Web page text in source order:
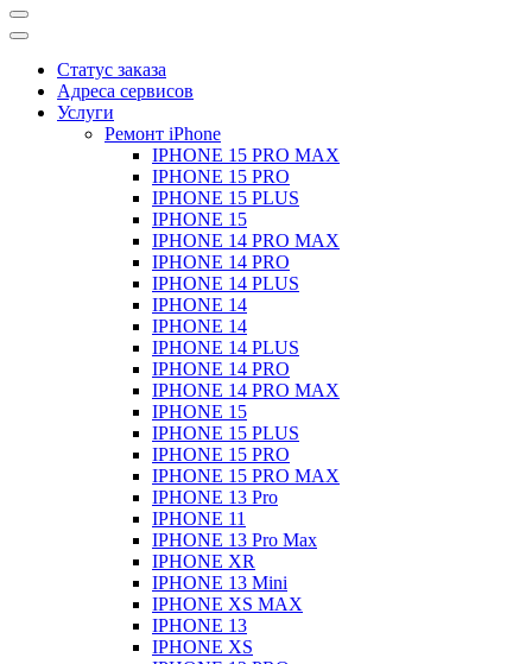
Статус заказа
Адреса сервисов
Услуги
Ремонт iPhone
IPHONE 15 PRO MAX
IPHONE 15 PRO
IPHONE 15 PLUS
IPHONE 15
IPHONE 14 PRO MAX
IPHONE 14 PRO
IPHONE 14 PLUS
IPHONE 14
IPHONE 14
IPHONE 14 PLUS
IPHONE 14 PRO
IPHONE 14 PRO MAX
IPHONE 15
IPHONE 15 PLUS
IPHONE 15 PRO
IPHONE 15 PRO MAX
IPHONE 13 Pro
IPHONE 11
IPHONE 13 Pro Max
IPHONE XR
IPHONE 13 Mini
IPHONE XS MAX
IPHONE 13
IPHONE XS